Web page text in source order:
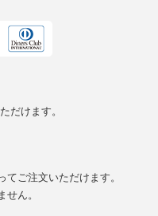
だけます。
ご注文いただけます。
ん。